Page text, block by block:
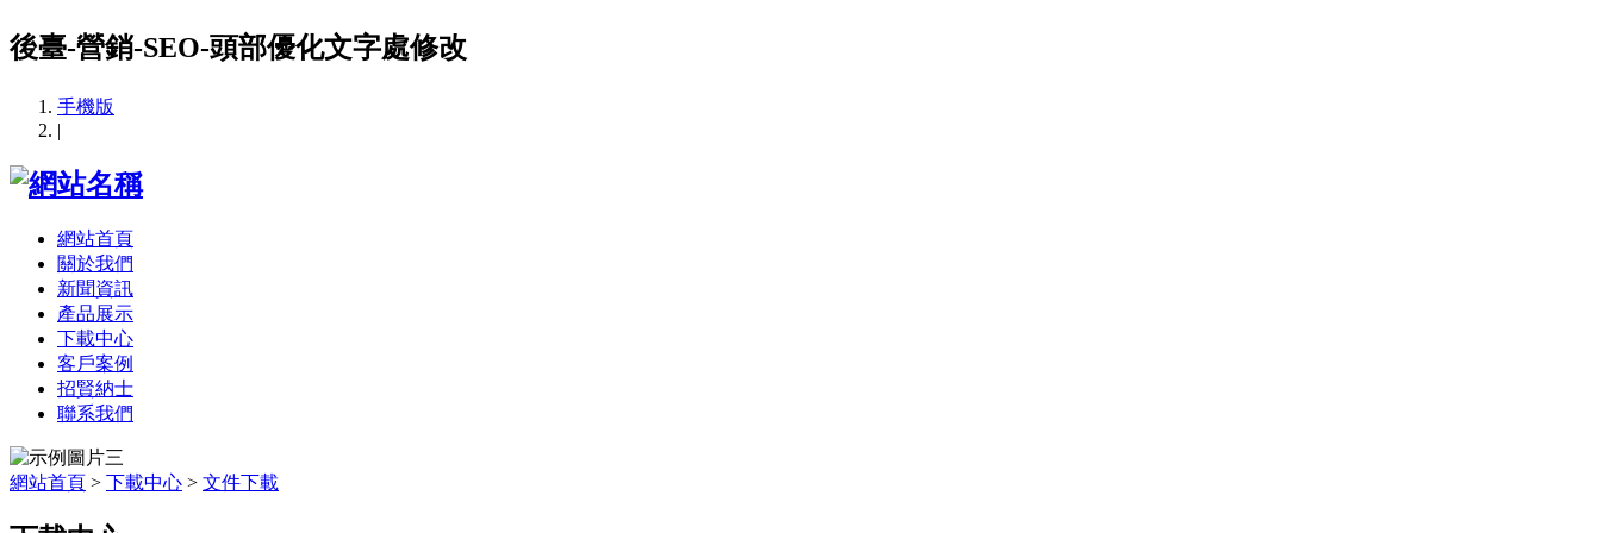
後臺-營銷-SEO-頭部優化文字處修改
手機版
|
網站首頁
關於我們
新聞資訊
產品展示
下載中心
客戶案例
招賢納士
聯系我們
網站首頁 > 下載中心 > 文件下載